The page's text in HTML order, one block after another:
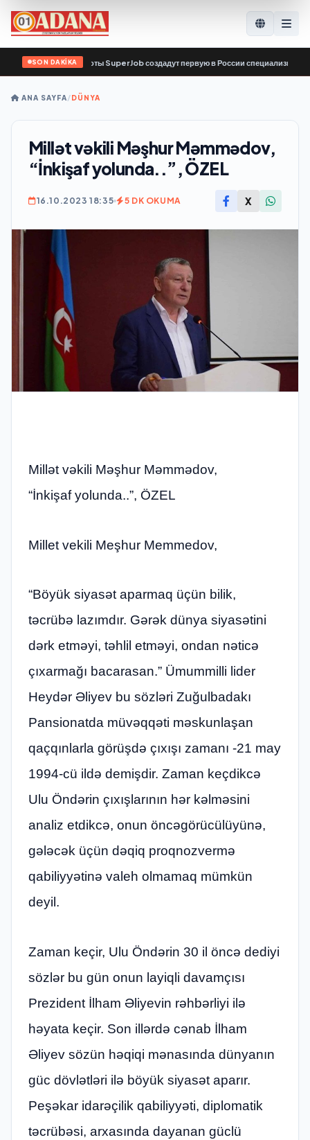
SON DAKİKA
по поиску работы SuperJob создадут первую в России
ANA SAYFA/DÜNYA
Millət vəkili Məşhur Məmmədov,
“İnkişaf yolunda..”, ÖZEL
16.10.2023 18:35 5 DK OKUMA X
Millət vəkili Məşhur Məmmədov,
“İnkişaf yolunda..”, ÖZEL
Millet vekili Meşhur Memmedov,
“Böyük siyasət aparmaq üçün bilik,
təcrübə lazımdır. Gərək dünya siyasətini
dərk etməyi, təhlil etməyi, ondan nəticə
çıxarmağı bacarasan.” Ümummilli lider
Heydər Əliyev bu sözləri Zuğulbadakı
Pansionatda müvəqqəti məskunlaşan
qaçqınlarla görüşdə çıxışı zamanı -21 may
1994-cü ildə demişdir. Zaman keçdikcə
Ulu Öndərin çıxışlarının hər kəlməsini
analiz etdikcə, onun öncəgörücülüyünə,
gələcək üçün dəqiq proqnozvermə
qabiliyyətinə valeh olmamaq mümkün
deyil.
Zaman keçir, Ulu Öndərin 30 il öncə dediyi
sözlər bu gün onun layiqli davamçısı
Prezident İlham Əliyevin rəhbərliyi ilə
həyata keçir. Son illərdə cənab İlham
Əliyev sözün həqiqi mənasında dünyanın
güc dövlətləri ilə böyük siyasət aparır.
Peşəkar idarəçilik qabiliyyəti, diplomatik
təcrübəsi, arxasında dayanan güclü